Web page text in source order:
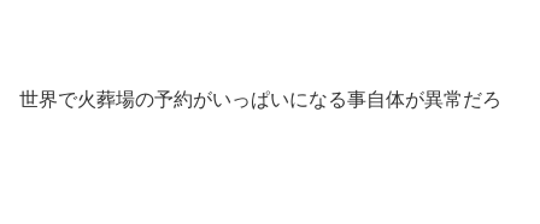
世界で火葬場の予約がいっぱいになる事自体が異常だろ